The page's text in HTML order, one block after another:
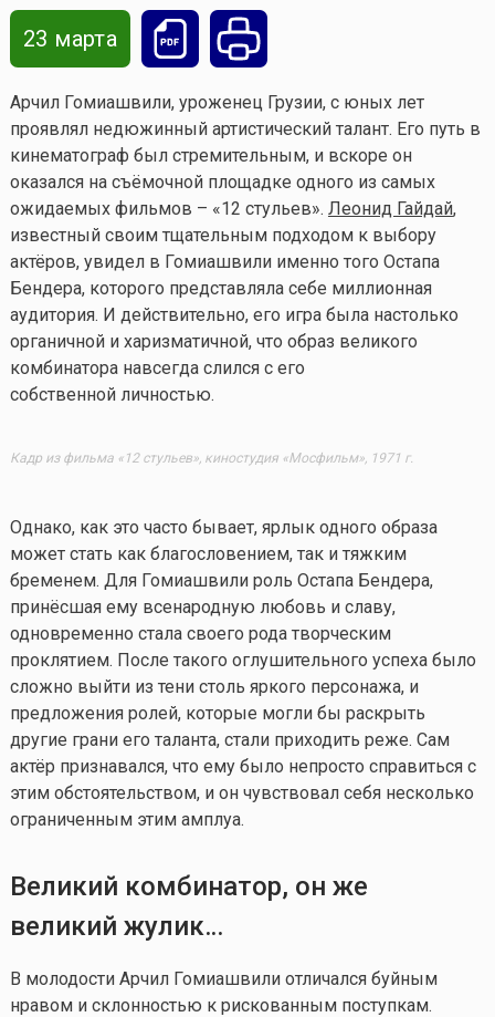
23 марта
Арчил Гомиашвили, уроженец Грузии, с юных лет
проявлял недюжинный артистический талант. Его путь в
кинематограф был стремительным, и вскоре он
оказался на съёмочной площадке одного из самых
ожидаемых фильмов – «12 стульев». Леонид Гайдай,
известный своим тщательным подходом к выбору
актёров, увидел в Гомиашвили именно того Остапа
Бендера, которого представляла себе миллионная
аудитория. И действительно, его игра была настолько
органичной и харизматичной, что образ великого
комбинатора навсегда слился с его
собственной личностью.
Кадр из фильма «12 стульев», киностудия «Мосфильм», 1971 г.
Однако, как это часто бывает, ярлык одного образа
может стать как благословением, так и тяжким
бременем. Для Гомиашвили роль Остапа Бендера,
принёсшая ему всенародную любовь и славу,
одновременно стала своего рода творческим
проклятием. После такого оглушительного успеха было
сложно выйти из тени столь яркого персонажа, и
предложения ролей, которые могли бы раскрыть
другие грани его таланта, стали приходить реже. Сам
актёр признавался, что ему было непросто справиться с
этим обстоятельством, и он чувствовал себя несколько
ограниченным этим амплуа.
Великий комбинатор, он же
великий жулик…
В молодости Арчил Гомиашвили отличался буйным
нравом и склонностью к рискованным поступкам.